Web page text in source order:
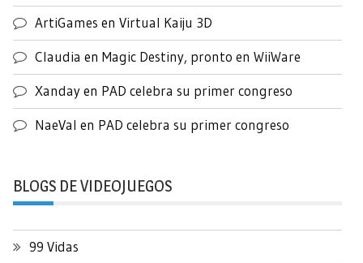
ArtiGames en Virtual Kaiju 3D
Claudia en Magic Destiny, pronto en WiiWare
Xandayen PAD celebra su primer congreso
NaeVal en PAD celebra su primer congreso
BLOGS DE VIDEOJUEGOS
99 Vidas